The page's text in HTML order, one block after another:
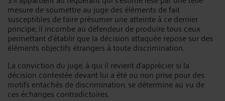
mesure de soumettre au juge des éléments de fait
susceptibles de faire présumer une atteinte à ce dernier
principe, il incombe au défendeur de produire tous ceux
permettant d’établir que la décision attaquée repose sur des
éléments objectifs étrangers à toute discrimination.
La conviction du juge, à qui il revient d’apprécier si la
décision contestée devant lui a été ou non prise pour des
motifs entachés de discrimination, se détermine au vu de
ces échanges contradictoires.